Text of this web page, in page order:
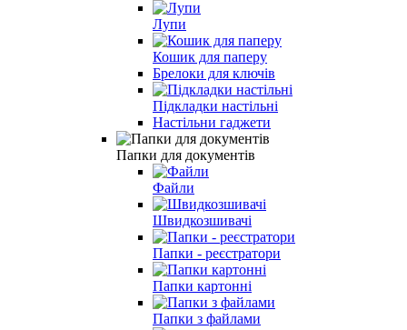
Лупи
Кошик для паперу
Брелоки для ключів
Підкладки настільні
Настільни гаджети
Папки для документів
Файли
Швидкозшивачі
Папки - реєстратори
Папки картонні
Папки з файлами